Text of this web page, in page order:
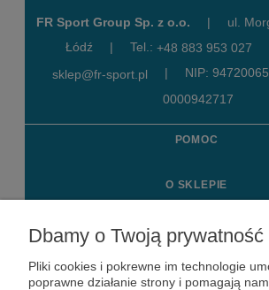
FR Sport Group Sp. z o.o. |
ul.
Łódź
| Tel.: +48 883 953 027
sklep@fr-sport.pl
| NIP:
0000942717
POMOC
O SKLEPIE
MOJE KONTO
KONTAKT
Dbamy o Twoją prywatność
Pliki cookies i pokrewne im technologie
poprawne działanie strony i pomagają